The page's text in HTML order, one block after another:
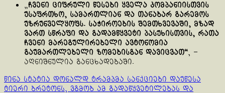
„ჩვენი ციფრული წესები ყველა კომპანიისთვის
უსაფრთხო, სამართლიან და თანაბარ გარემოს
უზრუნველყოფს. საჭიროების შემთხვევაში, მზად
ვართ სწრაფი და გადამწყვეტი პასუხისთვის, რათა
ჩვენი მარეგულირებელი ავტონომია
გაუმართლებელი ზომებისგან დავიცვათ“, –
აღნიშნულია განცხადებაში.
Continue
წინა სტატია დონალდ ტრამპმა სანქციები დაუწესა
ტიერი ბრეტონს, ვგმობ ამ გადაწყვეტილებას და